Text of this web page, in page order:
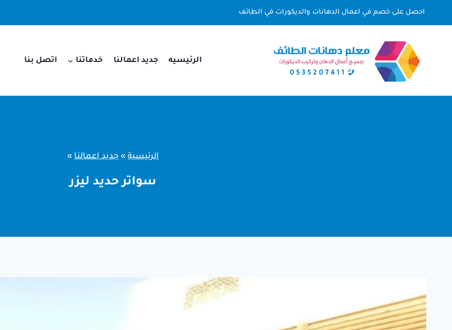
احصل على خصم في اعمال الدهانات والديكورات في الطائف
الرئيسيه جديد اعمالنا خدماتنا اتصل بنا
الرئيسية » جديد اعمالنا »
سواتر حديد ليزر